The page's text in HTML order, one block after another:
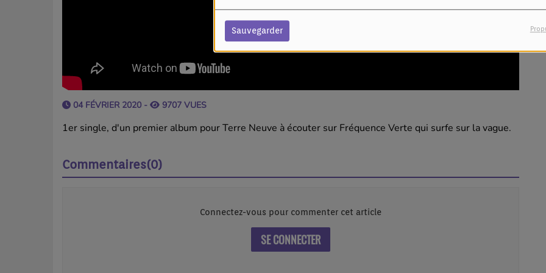
Sauvegarder
04 FÉVRIER 2020 - 9707 VUES
1er single, d'un premier album pour Terre Neuve à écouter sur Fréquence Verte qui surfe sur la vague.
Commentaires(0)
Connectez-vous pour commenter cet article
SE CONNECTER